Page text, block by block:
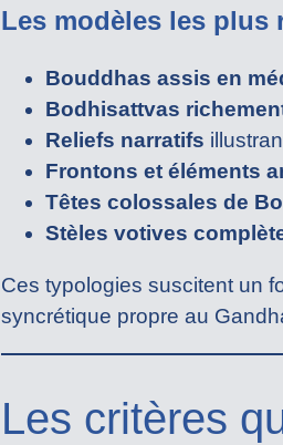
Les modèles les plus
Bouddhas assis en
Bodhisattvas
Reliefs narratifs
Frontons et éléments
Têtes colossales de
Stèles votives
Ces typologies suscitent un
syncrétique propre au
Les critères